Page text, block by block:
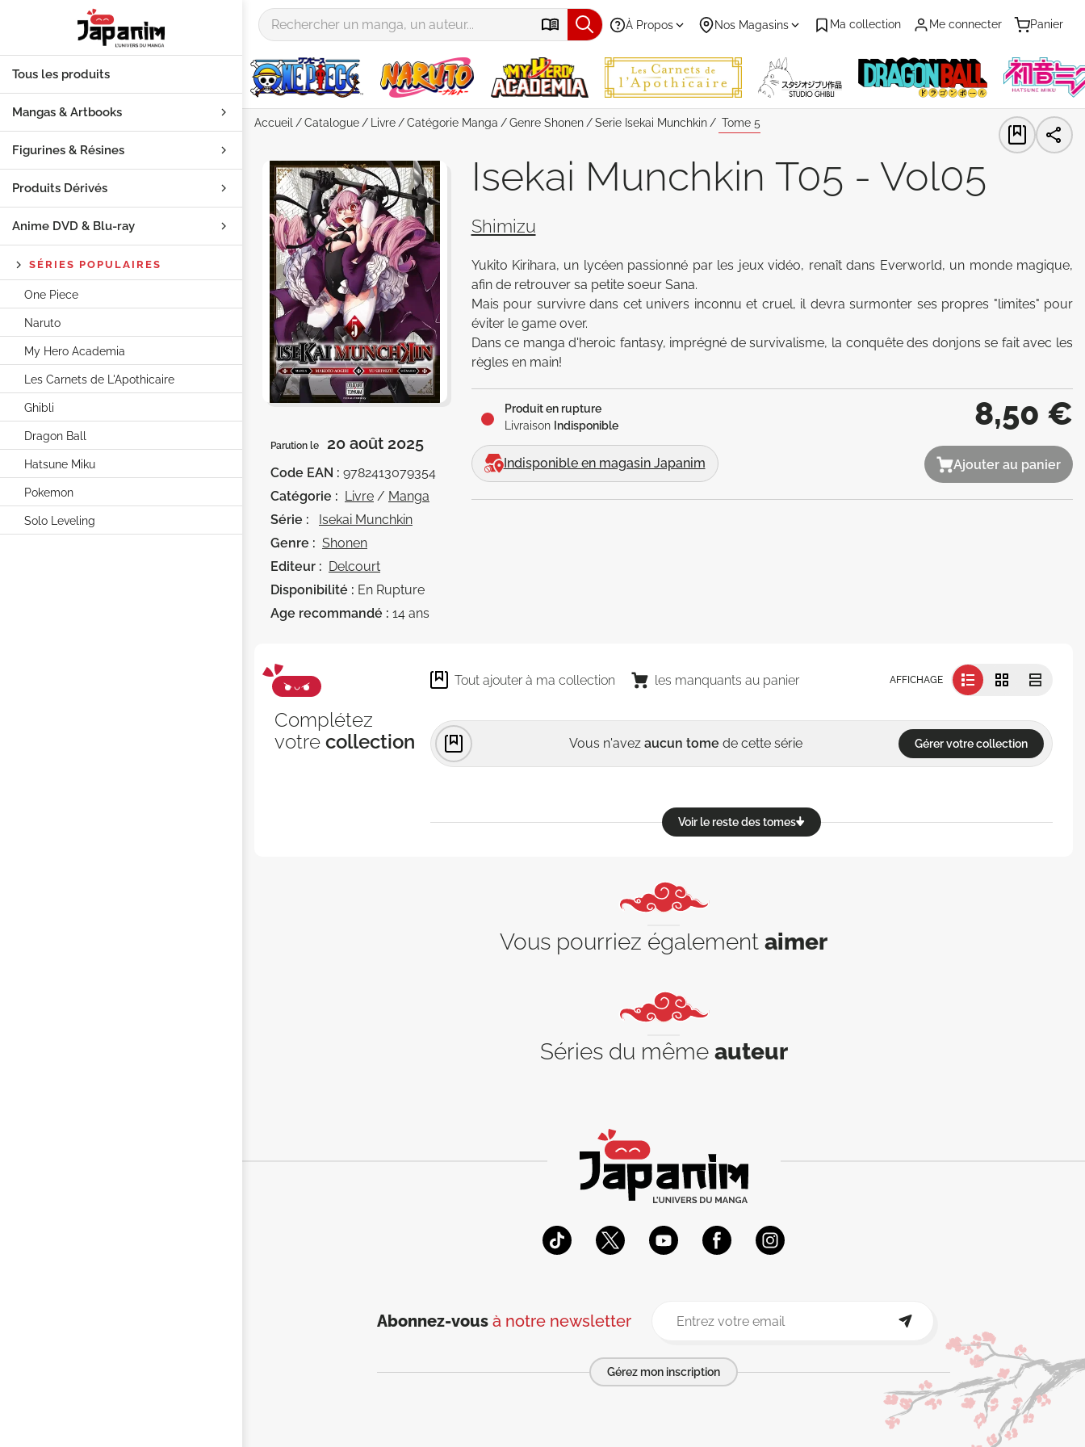
À Propos Nos Magasins Ma collection Me connecter Panier
Tous les produits
Mangas & Artbooks
Figurines & Résines
Produits Dérivés
Anime DVD & Blu‑ray
SÉRIES POPULAIRES
One Piece
Naruto
My Hero Academia
Les Carnets de L'Apothicaire
Ghibli
Dragon Ball
Hatsune Miku
Pokemon
Solo Leveling
Accueil Catalogue Livre Catégorie Manga Genre Shonen Serie Isekai Munchkin Tome 5
Isekai Munchkin T05 - Vol05
Shimizu
Yukito Kirihara, un lycéen passionné par les jeux vidéo, renaît dans Everworld, un monde magique,
afin de retrouver sa petite soeur Sana.
Mais pour survivre dans cet univers inconnu et cruel, il devra surmonter ses propres "limites" pour
éviter le game over.
Dans ce manga d'heroic fantasy, imprégné de survivalisme, la conquête des donjons se fait avec les
règles en main!
Produit en rupture
Livraison Indisponible
Indisponible en magasin Japanim
8,50 €
Ajouter au panier
Parution le 20 août 2025
Code EAN : 9782413079354
Catégorie : Livre / Manga
Série :
Isekai Munchkin
Genre : Shonen
Editeur : Delcourt
Disponibilité : En Rupture
Age recommandé : 14 ans
Complétez
votre collection
Tout ajouter à ma collection les manquants au panier AFFICHAGE
Vous n'avez aucun tome de cette série Gérer votre collection
Voir le reste des tomes
Vous pourriez également aimer
Séries du même auteur
Abonnez-vous à notre newsletter
Gérez mon inscription